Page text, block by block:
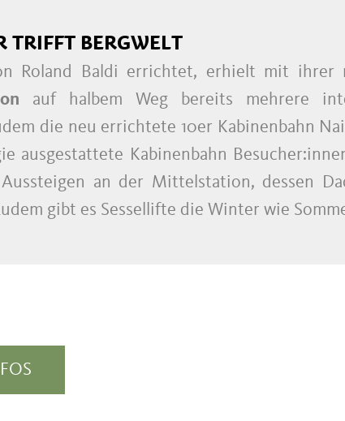
TRIFFT BERGWELT
Roland Baldi errichtet, erhielt mit ihrer
auf halbem Weg bereits mehrere
die neu errichtete 10er Kabinenbahn
ausgestattete Kabinenbahn
an der Mittelstation, dessen
gibt es Sessellifte die Winter wie